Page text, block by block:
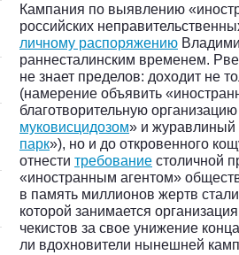
Кампания по выявлению
российских
личному распоряжению
раннесталинским временем.
не знает пределов: доходит не
(намерение объявить
благотворительную
муковисцидозом» и журавлиный
парк»), но и до откровенного
отнести требование столичной
«иностранным агентом»
в память миллионов жертв
которой занимается
чекистов за свое унижение
ли вдохновители нынешней